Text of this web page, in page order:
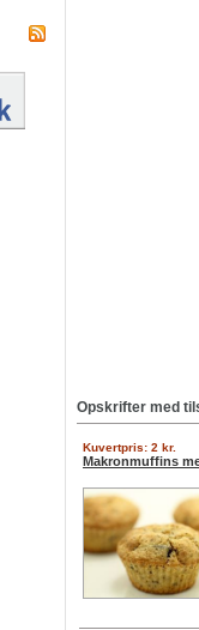
Opskrifter med
Kuvertpris: 2 kr.
Makronmuffins